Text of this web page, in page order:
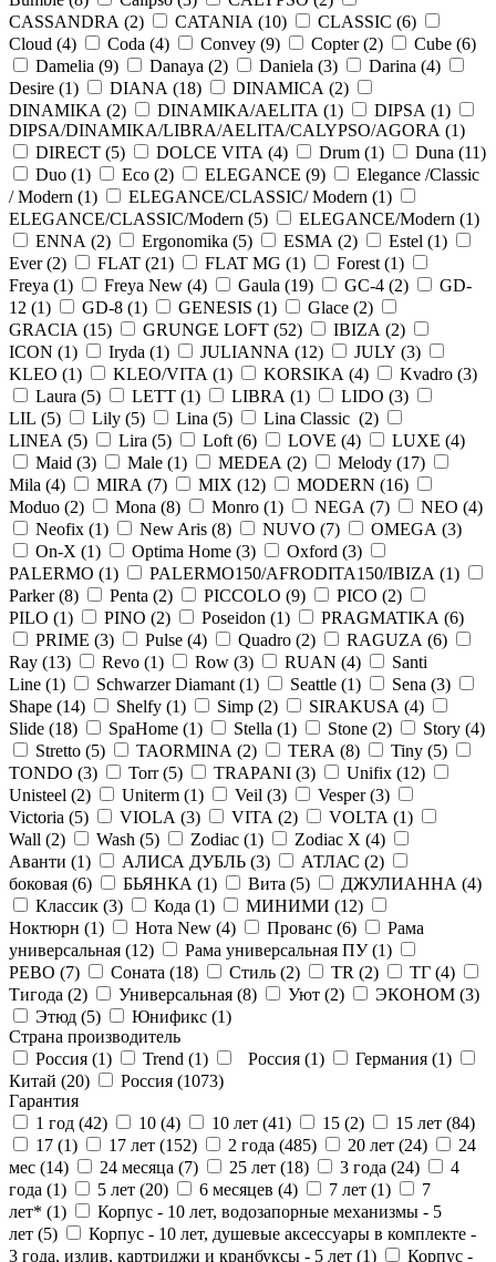
CASSANDRA (2) CATANIA (10) CLASSIC (6)
Cloud (4) Coda (4) Convey (9) Copter (2) Cube (6)
Damelia (9) Danaya (2) Daniela (3) Darina (4)
Desire (1) DIANA (18) DINAMICA (2)
DINAMIKA (2) DINAMIKA/AELITA (1) DIPSA (1)
DIPSA/DINAMIKA/LIBRA/AELITA/CALYPSO/AGORA (1)
DIRECT (5) DOLCE VITA (4) Drum (1) Duna (11)
Duo (1) Eco (2) ELEGANCE (9)
Elegance /Classic
/ Modern (1) ELEGANCE/CLASSIC/ Modern (1)
ELEGANCE/CLASSIC/Modern (5) ELEGANCE/Modern (1)
ENNA (2) Ergonomika (5) ESMA (2) Estel (1)
Ever (2) FLAT (21) FLAT MG (1) Forest (1)
Freya (1) Freya New (4) Gaula (19) GC-4 (2)
GD-
12 (1) GD-8 (1) GENESIS (1) Glace (2)
GRACIA (15) GRUNGE LOFT (52) IBIZA (2)
ICON (1) Iryda (1) JULIANNA (12) JULY (3)
KLEO (1) KLEO/VITA (1) KORSIKA (4) Kvadro (3)
Laura (5) LETT (1) LIBRA (1) LIDO (3)
LIL (5) Lily (5) Lina (5) Lina Classic (2)
LINEA (5) Lira (5) Loft (6) LOVE (4) LUXE (4)
Maid (3) Male (1) MEDEA (2) Melody (17)
Mila (4) MIRA (7) MIX (12) MODERN (16)
Moduo (2) Mona (8) Monro (1) NEGA (7) NEO (4)
Neofix (1) New Aris (8) NUVO (7) OMEGA (3)
On-X (1) Optima Home (3) Oxford (3)
PALERMO (1) PALERMO150/AFRODITA150/IBIZA (1)
Parker (8) Penta (2) PICCOLO (9) PICO (2)
PILO (1) PINO (2) Poseidon (1) PRAGMATIKA (6)
PRIME (3) Pulse (4) Quadro (2) RAGUZA (6)
Ray (13) Revo (1) Row (3) RUAN (4)
Santi
Line (1) Schwarzer Diamant (1) Seattle (1) Sena (3)
Shape (14) Shelfy (1) Simp (2) SIRAKUSA (4)
Slide (18) SpaHome (1) Stella (1) Stone (2) Story (4)
Stretto (5) TAORMINA (2) TERA (8) Tiny (5)
TONDO (3) Torr (5) TRAPANI (3) Unifix (12)
Unisteel (2) Uniterm (1) Veil (3) Vesper (3)
Victoria (5) VIOLA (3) VITA (2) VOLTA (1)
Wall (2) Wash (5) Zodiac (1) Zodiac X (4)
Аванти (1) АЛИСА ДУБЛЬ (3) АТЛАС (2)
боковая (6) БЬЯНКА (1) Вита (5) ДЖУЛИАННА (4)
Классик (3) Кода (1) МИНИМИ (12)
Ноктюрн (1) Нота New (4) Прованс (6)
Рама
универсальная (12) Рама универсальная ПУ (1)
РЕВО (7) Соната (18) Стиль (2) ТR (2) ТГ (4)
Тигода (2) Универсальная (8) Уют (2) ЭКОНОМ (3)
Этюд (5) Юнификс (1)
Страна производитель
Россия (1) Trend (1) Россия (1) Германия (1)
Китай (20) Россия (1073)
Гарантия
1 год (42) 10 (4) 10 лет (41) 15 (2) 15 лет (84)
17 (1) 17 лет (152) 2 года (485) 20 лет (24)
24
мес (14) 24 месяца (7) 25 лет (18) 3 года (24)
4
года (1) 5 лет (20) 6 месяцев (4) 7 лет (1)
7
лет* (1)
Корпус - 10 лет, водозапорные механизмы - 5
лет (5)
Корпус - 10 лет, душевые аксессуары в комплекте -
3 года, излив, картриджи и кранбуксы - 5 лет (1) Корпус -